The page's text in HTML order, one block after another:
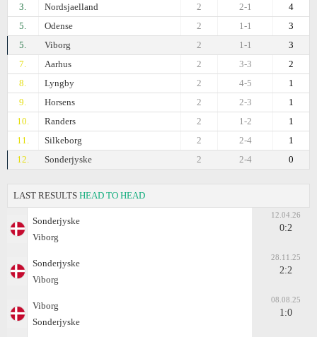
3.
Nordsjaelland 4
2-1
2
5.
Odense 3
1-1
2
5.
Viborg 3
1-1
2
7.
Aarhus 2
3-3
2
8.
Lyngby 1
4-5
2
9.
Horsens 1
2-3
2
10.
Randers 1
1-2
2
11.
Silkeborg 1
2-4
2
12.
Sonderjyske 0
2-4
2
LAST RESULTS HEAD TO HEAD
Sonderjyske
Viborg
12.04.26
0:2
Sonderjyske
Viborg
28.11.25
2:2
Viborg
Sonderjyske
08.08.25
1:0